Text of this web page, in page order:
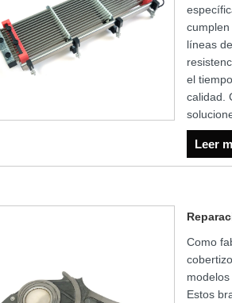
líneas
el
calidad.
Leer
Como
Estos